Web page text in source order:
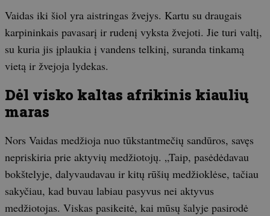
Vaidas iki šiol yra aistringas žvejys. Kartu su draugais
karpininkais pavasarį ir rudenį vyksta žvejoti. Jie turi valtį,
su kuria jis įplaukia į vandens telkinį, suranda tinkamą
vietą ir žvejoja lydekas.
Dėl visko kaltas afrikinis kiaulių
maras
Nors Vaidas medžioja nuo tūkstantmečių sandūros, savęs
nepriskiria prie aktyvių medžiotojų. „Taip, pasėdėdavau
bokštelyje, dalyvaudavau ir kitų rūšių medžioklėse, tačiau
sakyčiau, kad buvau labiau pasyvus nei aktyvus
medžiotojas. Viskas pasikeitė, kai mūsų šalyje pasirodė